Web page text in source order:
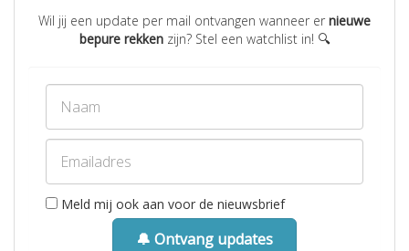
Wil jij een update per mail ontvangen wanneer er nieuwe
bepure rekkenzijn? Stel een watchlist in! 🔍
Meld mij ook aan voor de nieuwsbrief
🔔 Ontvang updates